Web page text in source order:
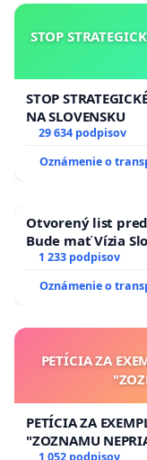
STOP
STOP
NA SLOVENSKU
29 634 podpisov
Oznámenie o
Otvorený list
Bude mať Vízia
1 233 podpisov
Oznámenie o
PETÍCIA ZA
PETÍCIA ZA
"ZOZNAMU